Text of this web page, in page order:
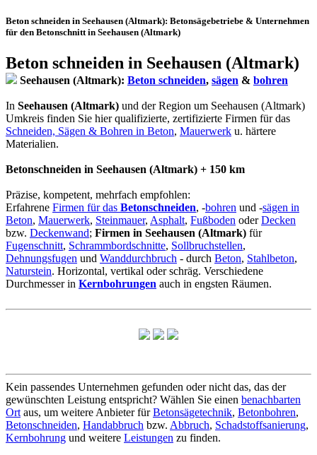
Beton schneiden in Seehausen (Altmark): Betonsägebetriebe & Unternehmen
für den Betonschnitt in Seehausen (Altmark)
Beton schneiden in Seehausen (Altmark)
Seehausen (Altmark): Beton schneiden, sägen & bohren
In Seehausen (Altmark) und der Region um Seehausen (Altmark)
Umkreis finden Sie hier qualifizierte, zertifizierte Firmen für das
Schneiden, Sägen & Bohren in Beton, Mauerwerk u. härtere
Materialien.
Betonschneiden in Seehausen (Altmark) + 150 km
Präzise, kompetent, mehrfach empfohlen:
Erfahrene Firmen für das Betonschneiden, -bohren und -sägen in
Beton, Mauerwerk, Steinmauer, Asphalt, Fußboden oderDecken
bzw. Deckenwand; Firmen in Seehausen (Altmark) für
Fugenschnitt, Schrammbordschnitte, Sollbruchstellen,
Dehnungsfugen und Wanddurchbruch - durch Beton, Stahlbeton,
Naturstein. Horizontal, vertikal oder schräg. Verschiedene
Durchmesser in Kernbohrungen auch in engsten Räumen.
Kein passendes Unternehmen gefunden oder nicht das, das der
gewünschten Leistung entspricht? Wählen Sie einen benachbarten
Ort aus, um weitere Anbieter fürBetonsägetechnik, Betonbohren,
Betonschneiden, Handabbruch bzw. Abbruch, Schadstoffsanierung,
Kernbohrung und weitere Leistungen zu finden.